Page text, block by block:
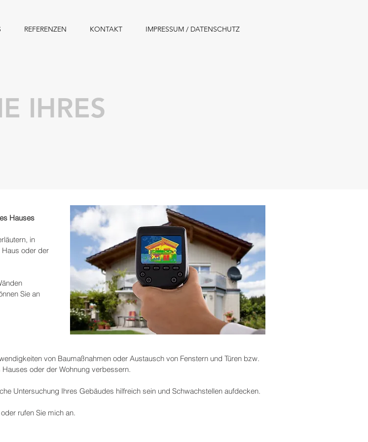
REFERENZEN KONTAKT IMPRESSUM / DATENSCHUTZ
IHRES
Hauses
in
Haus oder der
Sie an
von Baumaßnahmen oder Austausch von Fenstern und Türen bzw.
oder der Wohnung verbessern.
Untersuchung Ihres Gebäudes hilfreich sein und Schwachstellen aufdecken.
rufen Sie mich an.